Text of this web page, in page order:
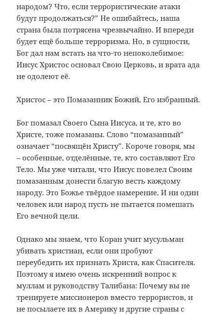
народом? Что, если террористические атаки
будут продолжаться?” Не ошибайтесь, наша
страна была потрясена чрезвычайно. И впереди
будет ещё больше терроризма. Но, в сущности,
Бог дал нам встать на что-то непоколебимое:
Иисус Христос основал Свою Церковь, и врата ада
не одолеют её.
Христос – это Помазанник Божий, Его избранный.
Бог помазал Своего Сына Иисуса, и те, кто во
Христе, тоже помазаны. Слово “помазанный”
означает “посвящён Христу”. Короче говоря, мы
– особенные, отделённые, те, кто составляют Его
Тело. Мы уже читали, что Иисус повелел Своим
помазанным донести благую весть каждому
народу. Это Божье твёрдое намерение. И ни один
человек или народ пусть не пытается помешать
Его вечной цели.
Однако мы знаем, что Коран учит мусульман
убивать христиан, если они пробуют
переубедить их признать Христа, как Спасителя.
Поэтому я имею очень искренний вопрос к
муллам и руководству Талибана: Почему вы не
тренируете миссионеров вместо террористов, и
не посылаете их в Америку и другие страны с